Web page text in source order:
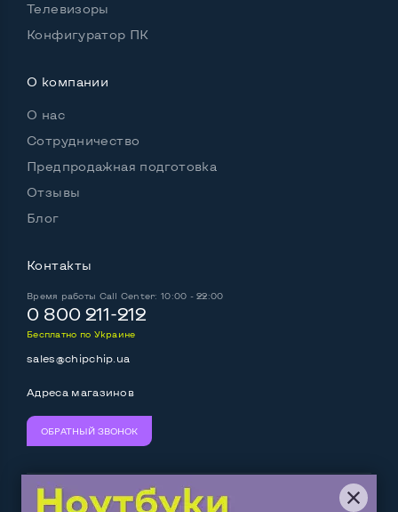
Телевизоры
Конфигуратор ПК
О компании
О нас
Сотрудничество
Предпродажная подготовка
Отзывы
Блог
Контакты
Время работы Call Center: 10:00 - 22:00
0 800 211-212
Бесплатно по Украине
sales@chipchip.ua
Адреса магазинов
ОБРАТНЫЙ ЗВОНОК
Мы принимаем: Следите за нами: